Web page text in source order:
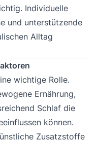
Individuelle
und unterstützende
Alltag
wichtige Rolle.
Ernährung,
Schlaf die
können.
Zusatzstoffe